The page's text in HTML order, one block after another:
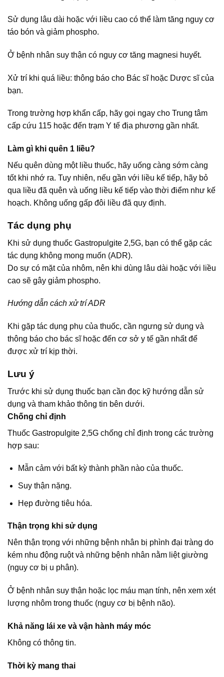
Sử dụng lâu dài hoặc với liều cao có thể làm tăng nguy cơ
táo bón và giảm phospho.
Ở bệnh nhân suy thận có nguy cơ tăng magnesi huyết.
Xử trí khi quá liều: thông báo cho Bác sĩ hoặc Dược sĩ của
bạn.
Trong trường hợp khẩn cấp, hãy gọi ngay cho Trung tâm
cấp cứu 115 hoặc đến trạm Y tế địa phương gần nhất.
Làm gì khi quên 1 liều?
Nếu quên dùng một liều thuốc, hãy uống càng sớm càng
tốt khi nhớ ra. Tuy nhiên, nếu gần với liều kế tiếp, hãy bỏ
qua liều đã quên và uống liều kế tiếp vào thời điểm như kế
hoạch. Không uống gấp đôi liều đã quy định.
Tác dụng phụ
Khi sử dụng thuốc Gastropulgite 2,5G, bạn có thể gặp các
tác dụng không mong muốn (ADR).
Do sự có mặt của nhôm, nên khi dùng lâu dài hoặc với liều
cao sẽ gây giảm phospho.
Hướng dẫn cách xử trí ADR
Khi gặp tác dụng phụ của thuốc, cần ngưng sử dụng và
thông báo cho bác sĩ hoặc đến cơ sở y tế gần nhất để
được xử trí kịp thời.
Lưu ý
Trước khi sử dụng thuốc bạn cần đọc kỹ hướng dẫn sử
dụng và tham khảo thông tin bên dưới.
Chống chỉ định
Thuốc Gastropulgite 2,5G chống chỉ định trong các trường
hợp sau:
Mẫn cảm với bất kỳ thành phần nào của thuốc.
Suy thận nặng.
Hẹp đường tiêu hóa.
Thận trọng khi sử dụng
Nên thận trọng với những bệnh nhân bị phình đại tràng do
kém nhu động ruột và những bệnh nhân nằm liệt giường
(nguy cơ bị u phân).
Ở bệnh nhân suy thận hoặc lọc máu mạn tính, nên xem xét
lượng nhôm trong thuốc (nguy cơ bị bệnh não).
Khả năng lái xe và vận hành máy móc
Không có thông tin.
Thời kỳ mang thai